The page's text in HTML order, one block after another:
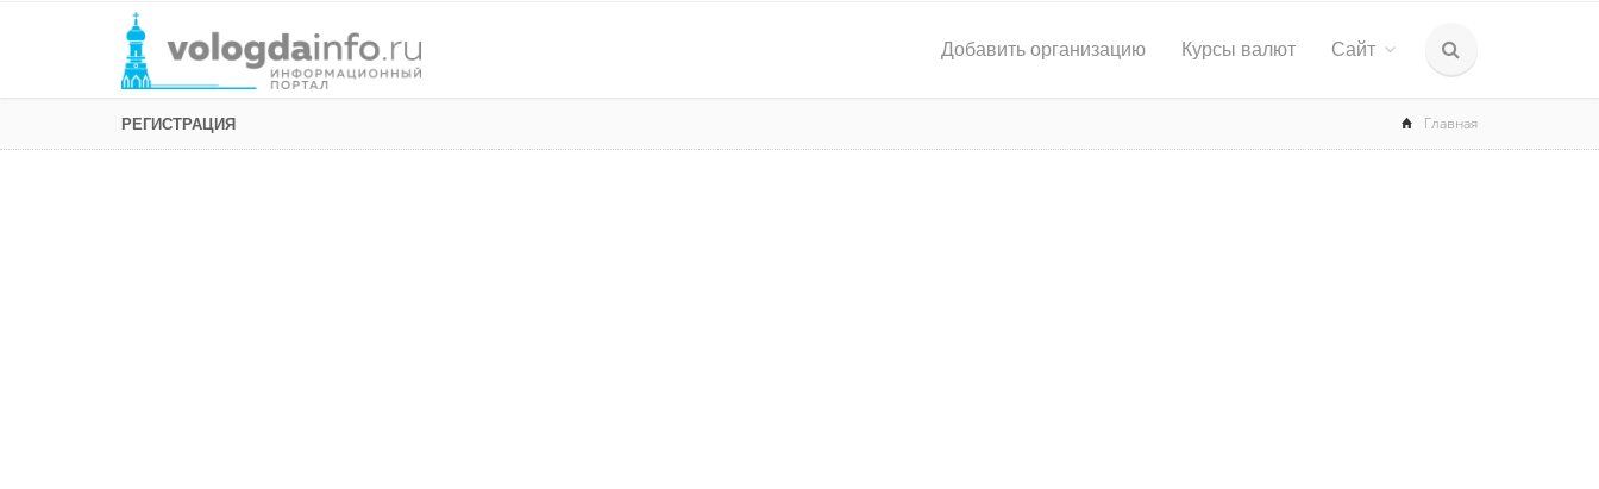
Добавить организацию Курсы валют Сайт
РЕГИСТРАЦИЯ Главная